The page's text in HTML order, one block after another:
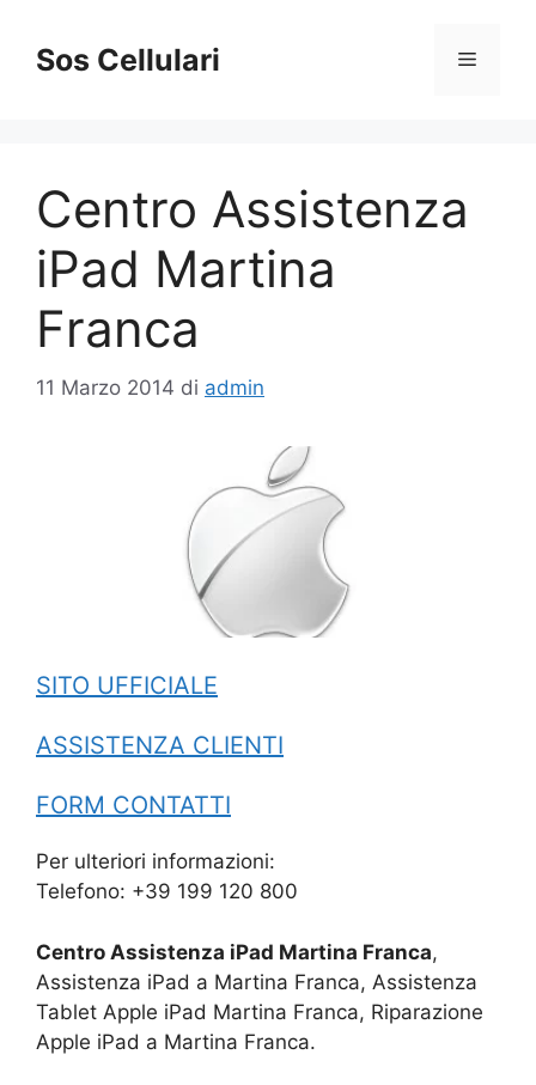
contenuto
Sos Cellulari Menu
Centro Assistenza
iPad Martina
Franca
11 Marzo 2014 di admin
SITO UFFICIALE
ASSISTENZA CLIENTI
FORM CONTATTI
Per ulteriori informazioni:
Telefono: +39 199 120 800
Centro Assistenza iPad Martina Franca,
Assistenza iPad a Martina Franca, Assistenza
Tablet Apple iPad Martina Franca, Riparazione
Apple iPad a Martina Franca.